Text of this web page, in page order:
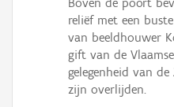
reliëf met een
van beeldhouwer
gift van de
gelegenheid van
zijn overlijden.